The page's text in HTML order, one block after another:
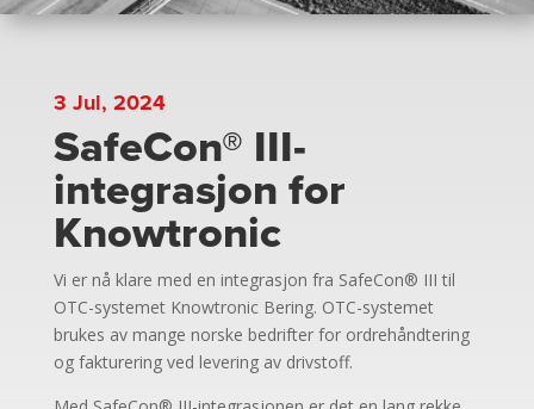
3 Jul, 2024
SafeCon® III-
integrasjon for
Knowtronic
Vi er nå klare med en integrasjon fra SafeCon® III til
OTC-systemet Knowtronic Bering. OTC-systemet
brukes av mange norske bedrifter for ordrehåndtering
og fakturering ved levering av drivstoff.